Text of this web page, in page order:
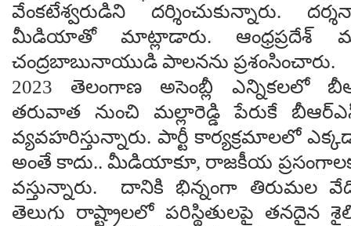
వేంకటేశ్వరుడిని దర్శించుకున్నారు.
మీడియాతో మాట్లాడారు. ఆంధ్రప్రదేశ్
చంద్రబాబునాయుడి పాలనను ప్రశంసించారు.
2023 తెలంగాణ అసెంబ్లీ ఎన్నికలలో
తరువాత నుంచి మల్లారెడ్డి పేరుకే
వ్యవహరిస్తున్నారు. పార్టీ కార్యక్రమాలలో
అంతే కాదు.. మీడియాకూ, రాజకీయ
వస్తున్నారు. దానికి భిన్నంగా తిరుమల
తెలుగు రాష్ట్రాలలో పరిస్థితులపై తనదైన